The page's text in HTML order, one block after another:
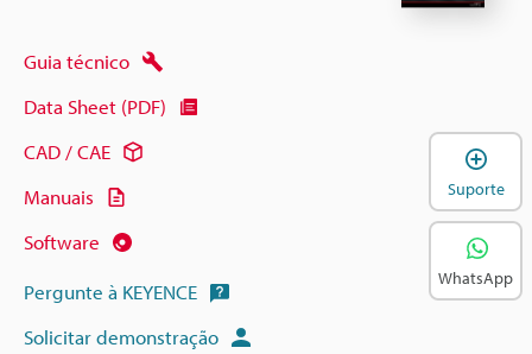
Guia técnico
Data Sheet (PDF)
CAD / CAE
Manuais
Software
Pergunte à KEYENCE
Solicitar demonstração
Suporte
WhatsApp